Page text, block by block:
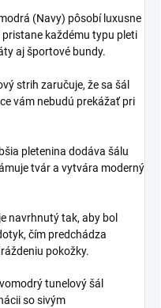
(Navy) pôsobí luxusne
každému typu pleti
aj športové bundy.
strih zaručuje, že sa šál
vám nebudú prekážať pri
pletenina dodáva šálu
tvár a vytvára moderný
navrhnutý tak, aby bol
čím predchádza
pokožky.
tunelový šál
so sivým